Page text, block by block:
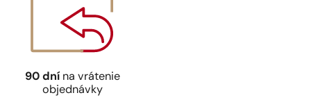
90 dnína vrátenie
objednávky